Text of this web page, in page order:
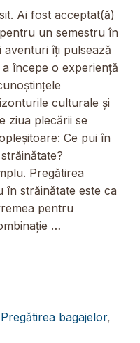
Ai fost acceptat(ă)
un semestru în
aventuri îți pulsează
începe o experiență
culturale și
ziua plecării se
Ce pui în
Pregătirea
în străinătate este ca
pentru
…
Pregătirea bagajelor,